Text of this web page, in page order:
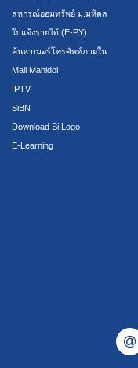
สหกรณ์ออมทรัพย์ ม.มหิดล
ใบแจ้งรายได้ (E-PY)
ค้นหาเบอร์โทรศัพท์ภายใน
Mail Mahidol
IPTV
SiBN
Download Si Logo
E-Learning